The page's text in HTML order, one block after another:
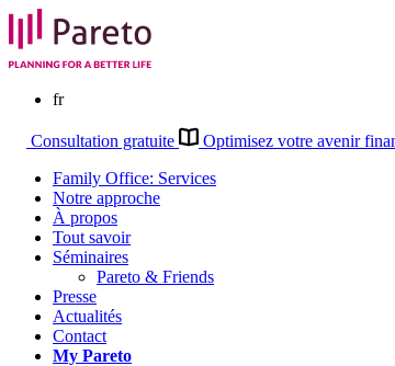
fr
Consultation gratuite
Optimisez votre avenir
Family Office: Services
Notre approche
À propos
Tout savoir
Séminaires
Pareto & Friends
Presse
Actualités
Contact
My Pareto